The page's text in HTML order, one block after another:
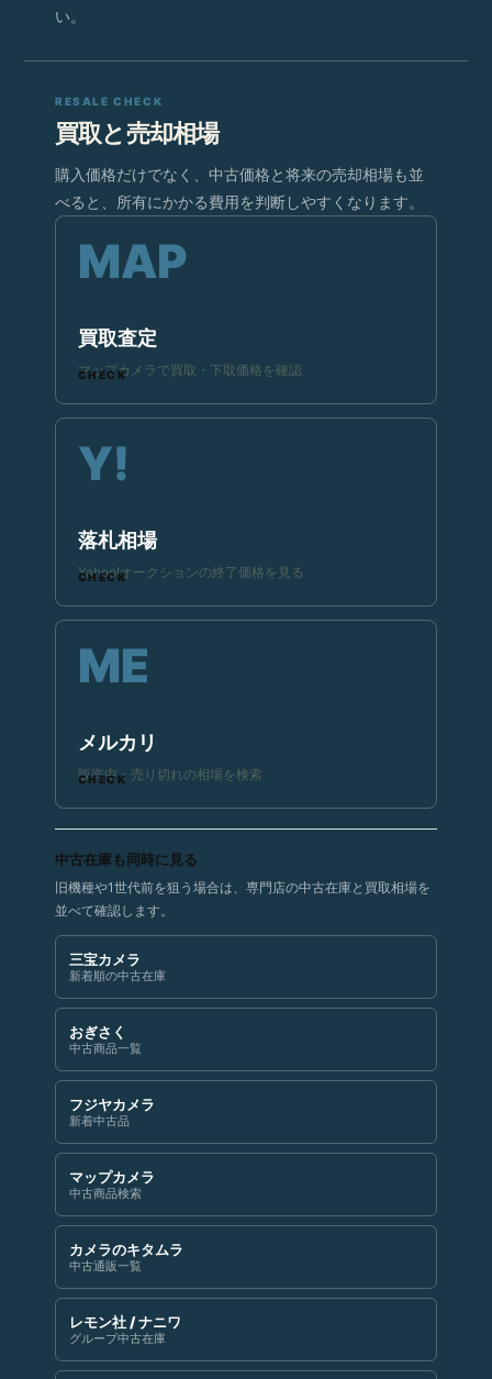
い。
RESALE CHECK
買取と売却相場
購入価格だけでなく、中古価格と将来の売却相場も並
べると、所有にかかる費用を判断しやすくなります。
買取査定
マップカメラで買取・下取価格を確認
落札相場
Yahoo!オークションの終了価格を見る
メルカリ
販売中・売り切れの相場を検索
中古在庫も同時に見る
旧機種や1世代前を狙う場合は、専門店の中古在庫と買取相場を
並べて確認します。
三宝カメラ
新着順の中古在庫
おぎさく
中古商品一覧
フジヤカメラ
新着中古品
マップカメラ
中古商品検索
カメラのキタムラ
中古通販一覧
レモン社 / ナニワ
グループ中古在庫